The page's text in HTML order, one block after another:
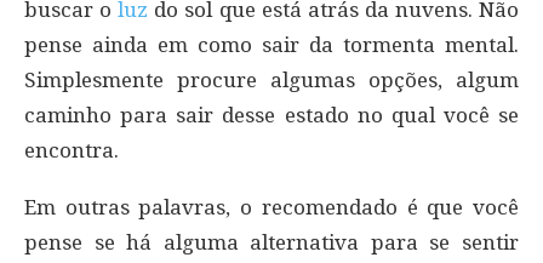
buscar oluz do sol que está atrás da nuvens. Não
pense ainda em como sair da tormenta mental.
Simplesmente procure algumas opções, algum
caminho para sair desse estado no qual você se
encontra.
Em outras palavras, o recomendado é que você
pense se há alguma alternativa para se sentir